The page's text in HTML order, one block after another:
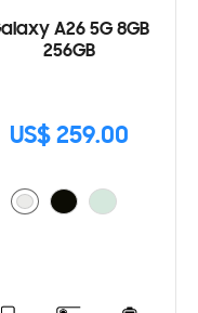
A26 5G 8GB
256GB
US$ 259.00